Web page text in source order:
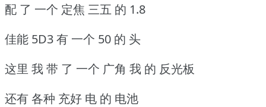
配 了 一个 定焦 三五 的 1.8
佳能 5D3 有 一个 50 的 头
这里 我 带 了 一个 广角 我 的 反光板
还有 各种 充好 电 的 电池